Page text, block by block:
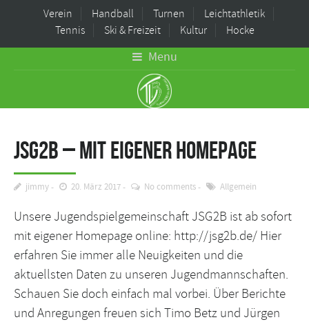
Verein Handball Turnen
Leichtathletik
Tennis
Ski & Freizeit Kultur Hocke
Menu
JSG2B – mit eigener Homepage
jimmy 20. März 2017 No comments Allgemein
Unsere Jugendspielgemeinschaft JSG2B ist ab sofort
mit eigener Homepage online: http://jsg2b.de/ Hier
erfahren Sie immer alle Neuigkeiten und die
aktuellsten Daten zu unseren Jugendmannschaften.
Schauen Sie doch einfach mal vorbei. Über Berichte
und Anregungen freuen sich Timo Betz und Jürgen